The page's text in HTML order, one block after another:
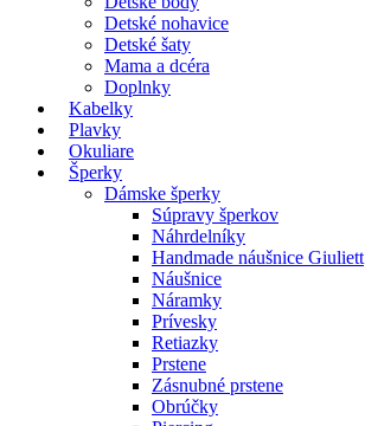
Detské nohavice
Detské šaty
Mama a dcéra
Doplnky
Kabelky
Plavky
Okuliare
Šperky
Dámske šperky
Súpravy šperkov
Náhrdelníky
Handmade náušnice Giuliett
Náušnice
Náramky
Prívesky
Retiazky
Prstene
Zásnubné prstene
Obrúčky